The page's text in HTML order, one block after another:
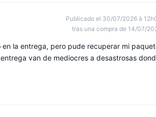
Publicado el 30/07/2026 à
tras una compra de 14/07/
la entrega, pero pude recuperar mi
van de mediocres a desastrosas